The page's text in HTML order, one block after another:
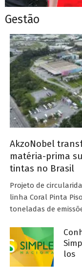
Gestão
AkzoNobel
matéria-prima
tintas no Brasil
Projeto de
linha Coral Pinta
toneladas de
los